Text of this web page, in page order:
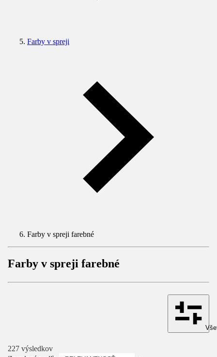
Farby v spreji
Farby v spreji farebné
Farby v spreji farebné
227 výsledkov